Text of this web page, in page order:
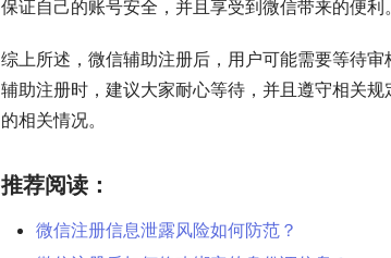
保证自己的账号安全，并且享受到微信带来的便利。
综上所述，微信辅助注册后，用户可能需要等待
辅助注册时，建议大家耐心等待，并且遵守相关
的相关情况。
推荐阅读：
微信注册信息泄露风险如何防范？